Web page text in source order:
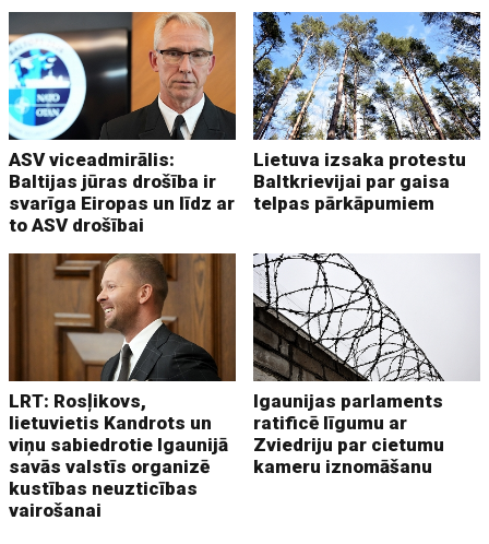
ASV viceadmirālis:
Baltijas jūras drošība ir
svarīga Eiropas un līdz ar
to ASV drošībai
Lietuva izsaka protestu
Baltkrievijai par gaisa
telpas pārkāpumiem
LRT: Rosļikovs,
lietuvietis Kandrots un
viņu sabiedrotie Igaunijā
savās valstīs organizē
kustības neuzticības
vairošanai
Igaunijas parlaments
ratificē līgumu ar
Zviedriju par cietumu
kameru iznomāšanu